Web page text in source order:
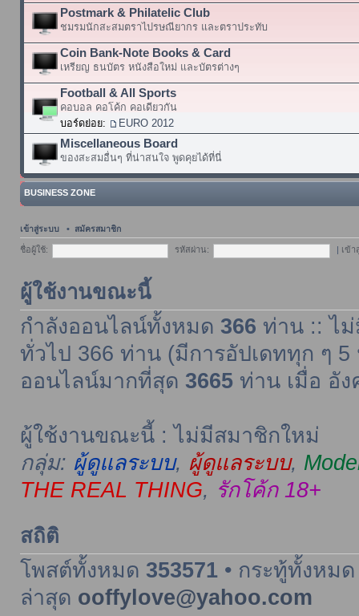
Postmark & Philatelic Club
ชมรมนักสะสมตราไปรษณียากร และตราประทับ
Coin Bank-Note Books & Card
เหรียญ ธนบัตร หนังสือใหม่ และบัตรต่างๆ
Football & All Sports
คอบอล คอโค้ก คอเดียวกัน
บอร์ดย่อย:
EURO 2012
Miscellaneous Board
ของสะสมอื่นๆ ที่น่าสนใจ พูดคุยได้ที่นี่
BUSINESS ZONE
เข้าสู่ระบบ • สมัครสมาชิก
ชื่อผู้ใช้: รหัสผ่าน: เข้
ผู้ใช้งานขณะนี้
กำลังออนไลน์ทั้งหมด 366 ท่าน :: ไ
ทั่วไป 366 ท่าน (มีการอัปเดททุก ๆ 5
ออนไลน์มากที่สุด 3665ท่าน เมื่อ อัง
ผู้ใช้งานขณะนี้ : ไม่มีสมาชิกใหม่
กลุ่ม: ผู้ดูแลระบบ, ผู้ดูแลระบบ,
THE REAL THING, รักโค้ก 18+
สถิติ
โพสต์ทั้งหมด 353571• กระทู้ทั้งหม
ล่าสุด ooffylove@yahoo.com